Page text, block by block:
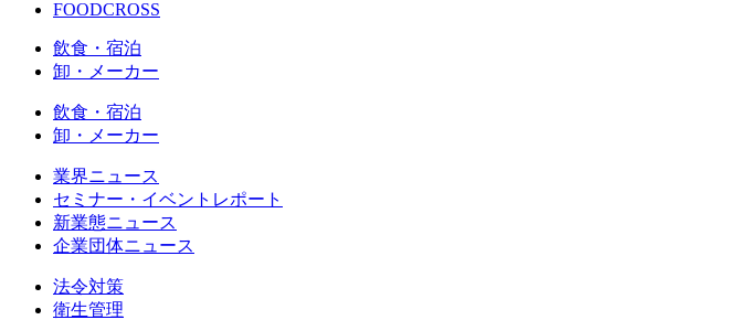
FOODCROSS
飲食・宿泊
卸・メーカー
飲食・宿泊
卸・メーカー
業界ニュース
セミナー・イベントレポート
新業態ニュース
企業団体ニュース
法令対策
衛生管理